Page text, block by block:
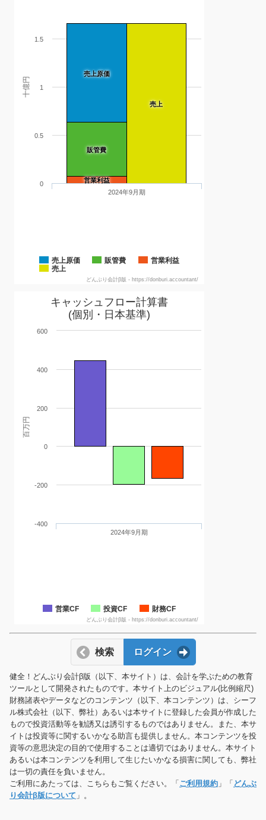
十億円
売上原価
販管費
営業利益
売上
売上原価 販管費
営業利益
売上
2024年9月期
0
0.5
1
1.5
どんぶり会計β版 - https://donburi.accountant/
百万円
キャッシュフロー計算書
(個別・日本基準)
営業CF 投資CF 財務CF
2024年9月期
-400
-200
0
200
400
600
どんぶり会計β版 - https://donburi.accountant/
検索 ログイン
健全！どんぶり会計β版（以下、本サイト）は、会計を学ぶための教育
ツールとして開発されたものです。本サイト上のビジュアル(比例縮尺)
財務諸表やデータなどのコンテンツ（以下、本コンテンツ）は、シーフ
ル株式会社（以下、弊社）あるいは本サイトに登録した会員が作成した
もので投資活動等を勧誘又は誘引するものではありません。また、本サ
イトは投資等に関するいかなる助言も提供しません。本コンテンツを投
資等の意思決定の目的で使用することは適切ではありません。本サイト
あるいは本コンテンツを利用して生じたいかなる損害に関しても、弊社
は一切の責任を負いません。
ご利用にあたっては、こちらもご覧ください。「 ご利用規約 」「 どんぶ
り会計β版について 」。